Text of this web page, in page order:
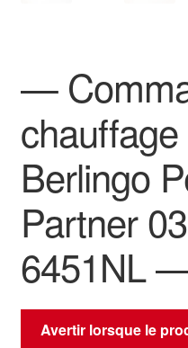
—
Berlingo
Partner
6451NL
Avertir lorsque le